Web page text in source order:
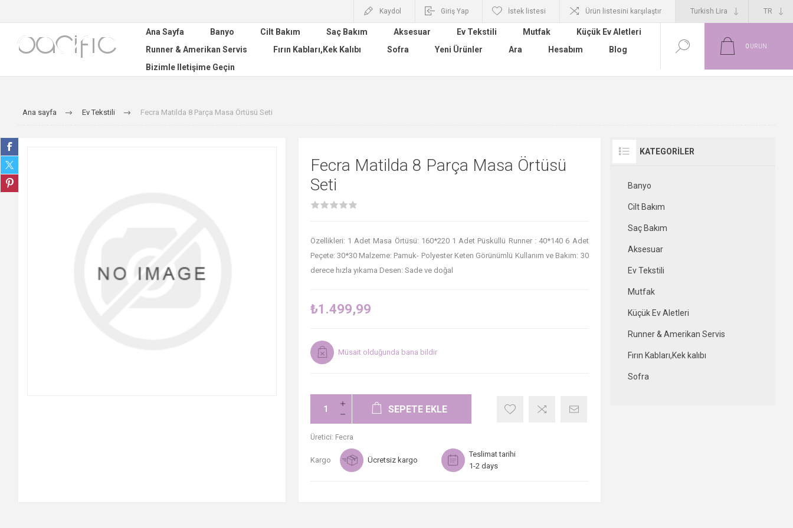
Kaydol Giriş Yap İstek listesi Ürün listesini karşılaştır
Ana Sayfa Banyo Cilt Bakım Saç Bakım Aksesuar Ev Tekstili Mutfak
Küçük Ev Aletleri
Runner & Amerikan Servis
Fırın Kabları,Kek Kalıbı Sofra Yeni Ürünler Ara Hesabım
Blog
Bizimle Iletişime Geçin
0 ÜRÜN
Ana sayfa Ev Tekstili Fecra Matilda 8 Parça Masa Örtüsü Seti
Fecra Matilda 8 Parça Masa Örtüsü
Seti
Özellikleri: 1 Adet Masa Örtüsü: 160*220 1 Adet Püsküllü Runner : 40*140 6 Adet
Peçete: 30*30 Malzeme: Pamuk- Polyester Keten Görünümlü Kullanım ve Bakım: 30
derece hızla yıkama Desen: Sade ve doğal
₺1.499,99
Müsait olduğunda bana bildir
SEPETE EKLE
Üretici: Fecra
Kargo Ücretsiz kargo
Teslimat tarihi
1-2 days
KATEGORILER
Banyo
Cilt Bakım
Saç Bakım
Aksesuar
Ev Tekstili
Mutfak
Küçük Ev Aletleri
Runner & Amerikan Servis
Fırın Kabları,Kek kalıbı
Sofra